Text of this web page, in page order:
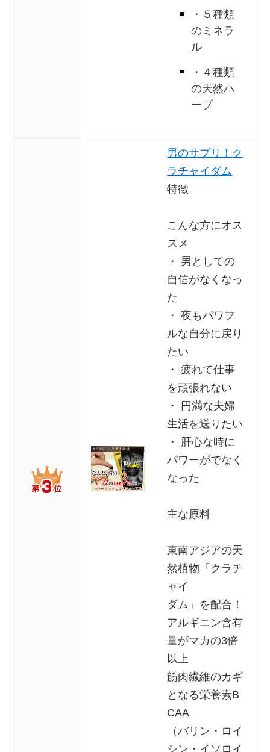
・５種類
のミネラ
ル
・４種類
の天然ハ
ーブ
男のサプリ！ク
ラチャイダム
特徴
こんな方にオス
スメ
・ 男としての
自信がなくなっ
た
・ 夜もパワフ
ルな自分に戻り
たい
・ 疲れて仕事
を頑張れない
・ 円満な夫婦
生活を送りたい
・ 肝心な時に
パワーがでなく
なった
主な原料
東南アジアの天
然植物「クラチ
ャイ
ダム」を配合！
アルギニン含有
量がマカの3倍
以上
筋肉繊維のカギ
となる栄養素B
CAA
（バリン・ロイ
シン・イソロイ